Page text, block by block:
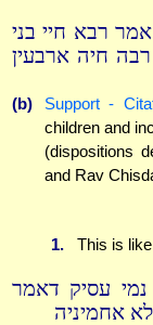
רבא חיי בני
רבה חיה ארבעין
(b) Support -
children and
(dispositions
and Rav
1. This is
עסיק דאמר
אחמיניה